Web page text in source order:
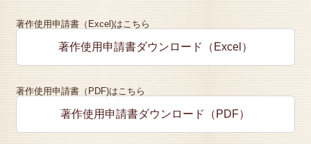
著作使用申請書（Excel)はこちら
著作使用申請書ダウンロード（Excel）
著作使用申請書（PDF)はこちら
著作使用申請書ダウンロード（PDF）